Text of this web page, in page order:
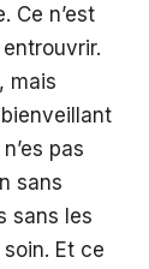
Ce n’est
mais
pas
sans
sans les
Et ce